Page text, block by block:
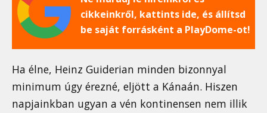
cikkeinkről, kattints ide, és állítsd
be saját forrásként a PlayDome-ot!
Ha élne, Heinz Guiderian minden bizonnyal
minimum úgy érezné, eljött a Kánaán. Hiszen
napjainkban ugyan a vén kontinensen nem illik